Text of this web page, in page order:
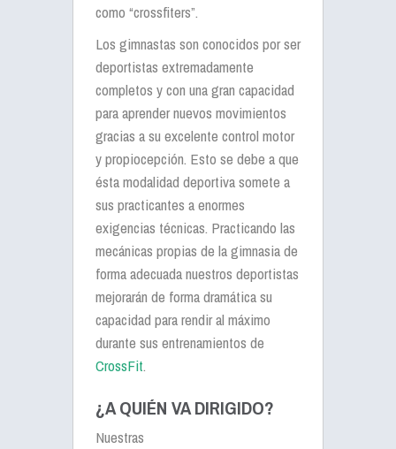
como “crossfiters”.
Los gimnastas son conocidos por ser
deportistas extremadamente
completos y con una gran capacidad
para aprender nuevos movimientos
gracias a su excelente control motor
y propiocepción. Esto se debe a que
ésta modalidad deportiva somete a
sus practicantes a enormes
exigencias técnicas. Practicando las
mecánicas propias de la gimnasia de
forma adecuada nuestros deportistas
mejorarán de forma dramática su
capacidad para rendir al máximo
durante sus entrenamientos de
CrossFit.
¿A QUIÉN VA DIRIGIDO?
Nuestras